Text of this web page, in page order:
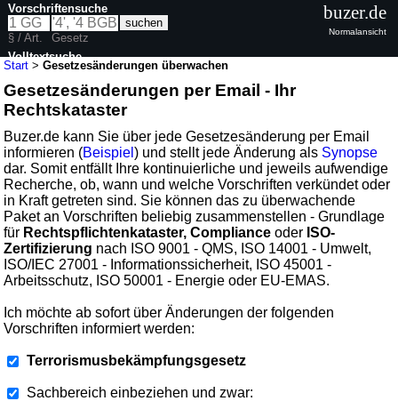
Start >Gesetzesänderungen überwachen
Gesetzesänderungen per Email - Ihr
Rechtskataster
Buzer.de kann Sie über jede Gesetzesänderung per Email
informieren (Beispiel) und stellt jede Änderung als Synopse
dar. Somit entfällt Ihre kontinuierliche und jeweils aufwendige
Recherche, ob, wann und welche Vorschriften verkündet oder
in Kraft getreten sind. Sie können das zu überwachende
Paket an Vorschriften beliebig zusammenstellen - Grundlage
für Rechtspflichtenkataster, Compliance oder ISO-
Zertifizierung nach ISO 9001 - QMS, ISO 14001 - Umwelt,
ISO/IEC 27001 - Informationssicherheit, ISO 45001 -
Arbeitsschutz, ISO 50001 - Energie oder EU-EMAS.
Ich möchte ab sofort über Änderungen der folgenden
Vorschriften informiert werden:
Terrorismusbekämpfungsgesetz
Sachbereich einbeziehen und zwar:
Vorschriftensuche
§ / Art.
Gesetz
Volltextsuche
buzer.de
Normalansicht